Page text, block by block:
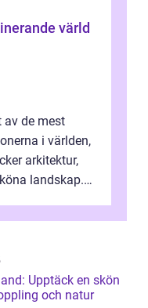
värld
av de mest
i världen,
arkitektur,
landskap.
Upptäck en skön
och natur